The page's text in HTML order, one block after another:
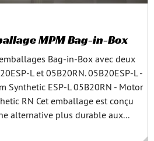
MPM Bag-in-Box
Bag-in-Box avec deux
L et 05B20RN. 05B20ESP-L -
Synthetic ESP-L 05B20RN - Motor
RN Cet emballage est conçu
alternative plus durable aux...